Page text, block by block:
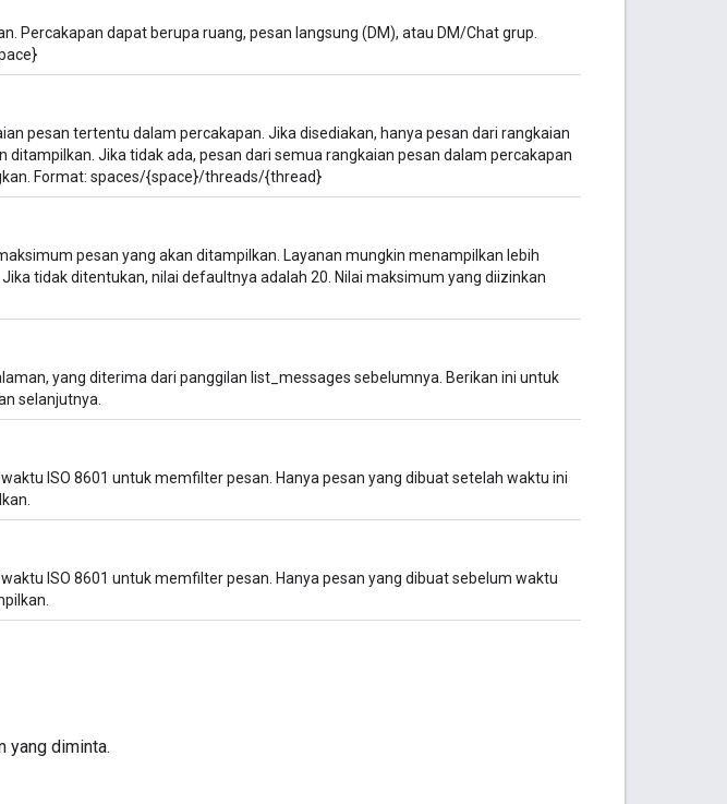
Percakapan dapat berupa ruang, pesan langsung (DM), atau DM/Chat grup.
pesan tertentu dalam percakapan. Jika disediakan, hanya pesan dari rangkaian
ditampilkan. Jika tidak ada, pesan dari semua rangkaian pesan dalam percakapan
Format: spaces/{space}/threads/{thread}
pesan yang akan ditampilkan. Layanan mungkin menampilkan lebih
tidak ditentukan, nilai defaultnya adalah 20. Nilai maksimum yang diizinkan
yang diterima dari panggilan list_messages sebelumnya. Berikan ini untuk
selanjutnya.
ISO 8601 untuk memfilter pesan. Hanya pesan yang dibuat setelah waktu ini
ISO 8601 untuk memfilter pesan. Hanya pesan yang dibuat sebelum waktu
yang diminta.